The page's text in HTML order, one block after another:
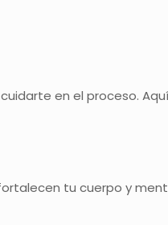
en el proceso.
tu cuerpo y